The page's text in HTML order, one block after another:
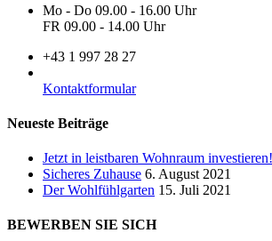
Mo - Do 09.00 - 16.00 Uhr
FR 09.00 - 14.00 Uhr
+43 1 997 28 27
Kontaktformular
Neueste Beiträge
Jetzt in leistbaren Wohnraum investieren!
Sicheres Zuhause 6. August 2021
Der Wohlfühlgarten 15. Juli 2021
BEWERBEN SIE SICH